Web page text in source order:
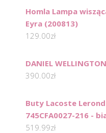
Homla Lampa
Eyra (200813)
129.00zł
DANIEL
390.00zł
Buty Lacoste Lerond
745CFA0027-216 -
519.99zł